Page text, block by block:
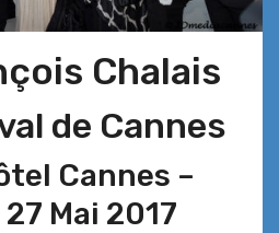
Chalais
de Cannes
Cannes –
Mai 2017